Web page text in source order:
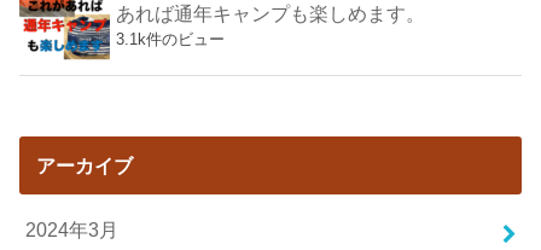
あれば通年キャンプも楽しめます。
3.1k件のビュー
アーカイブ
2024年3月